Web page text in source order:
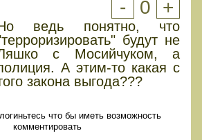
- 0 +
ведь понятно, что
будут не
с Мосийчуком, а
А этим-то какая с
закона выгода???
что бы иметь возможность
комментировать